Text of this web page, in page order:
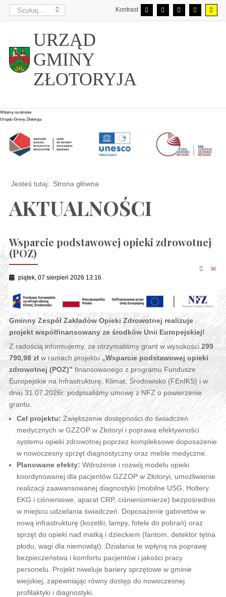
Kontrast
URZĄD
GMINY
ZŁOTORYJA
Witamy na stronie
Urzędu Gminy Złotoryja
Witamy na stronie
Urzędu Gminy Złotoryja
Witamy na stronie
Urzędu Gminy Złotoryja
Jesteś tutaj: Strona główna
AKTUALNOŚCI
Wsparcie podstawowej opieki zdrowotnej
(POZ)
piątek, 07 sierpień 2026 13:16
Gminny Zespół Zakładów Opieki Zdrowotnej realizuje
projekt współfinansowany ze środków Unii Europejskiej!
Z radością informujemy, że otrzymaliśmy grant w wysokości 299
790,98 złw ramach projektu „Wsparcie podstawowej opieki
zdrowotnej (POZ)” finansowanego z programu Fundusze
Europejskie na Infrastrukturę, Klimat, Środowisko (FEnIKS) i w
dniu 31.07.2026r. podpisaliśmy umowę z NFZ o powierzenie
grantu.
Cel projektu: Zwiększenie dostępności do świadczeń
medycznych w GZZOP w Złotoryi i poprawa efektywności
systemu opieki zdrowotnej poprzez kompleksowe doposażenie
w nowoczesny sprzęt diagnostyczny oraz meble medyczne.
Planowane efekty: Wdrożenie i rozwój modelu opieki
koordynowanej dla pacjentów GZZOP w Złotoryi, umożliwienie
realizacji zaawansowanej diagnostyki (mobilne USG, Holtery
EKG i ciśnieniowe, aparat CRP, ciśnieniomierze) bezpośrednio
w miejscu udzielania świadczeń. Doposażenie gabinetów w
nową infrastrukturę (kozetki, lampy, fotele do pobrań) oraz
sprzęt do opieki nad matką i dzieckiem (fantom, detektor tętna
płodu, wagi dla niemowląt). Działania te wpłyną na poprawę
bezpieczeństwa i komfortu pacjentów i jakości pracy
personelu. Projekt niweluje bariery sprzętowe w gminie
wiejskiej, zapewniając równy dostęp do nowoczesnej
profilaktyki i diagnostyki.